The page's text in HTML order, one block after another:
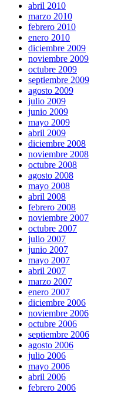
abril 2010
marzo 2010
febrero 2010
enero 2010
diciembre 2009
noviembre 2009
octubre 2009
septiembre 2009
agosto 2009
julio 2009
junio 2009
mayo 2009
abril 2009
diciembre 2008
noviembre 2008
octubre 2008
agosto 2008
mayo 2008
abril 2008
febrero 2008
noviembre 2007
octubre 2007
julio 2007
junio 2007
mayo 2007
abril 2007
marzo 2007
enero 2007
diciembre 2006
noviembre 2006
octubre 2006
septiembre 2006
agosto 2006
julio 2006
mayo 2006
abril 2006
febrero 2006